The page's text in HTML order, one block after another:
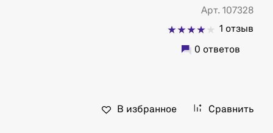
Арт. 107328
1 отзыв
0 ответов
В избранное Сравнить